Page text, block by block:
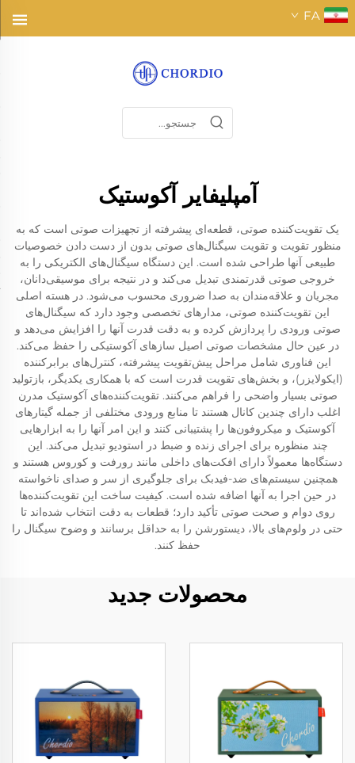
FA
آمپلیفایر آکوستیک
یک تقویت‌کننده صوتی، قطعه‌ای پیشرفته از تجهیزات صوتی است که به
منظور تقویت و تقویت سیگنال‌های صوتی بدون از دست دادن خصوصیات
طبیعی آنها طراحی شده است. این دستگاه سیگنال‌های الکتریکی را به
خروجی صوتی قدرتمندی تبدیل می‌کند و در نتیجه برای موسیقی‌دانان،
مجریان و علاقه‌مندان به صدا ضروری محسوب می‌شود. در هسته اصلی
این تقویت‌کننده صوتی، مدارهای تخصصی وجود دارد که سیگنال‌های
صوتی ورودی را پردازش کرده و به دقت قدرت آنها را افزایش می‌دهد و
در عین حال مشخصات صوتی اصیل سازهای آکوستیکی را حفظ می‌کند.
این فناوری شامل مراحل پیش‌تقویت پیشرفته، کنترل‌های برابرکننده
(ایکولایزر)، و بخش‌های تقویت قدرت است که با همکاری یکدیگر، بازتولید
صوتی بسیار واضحی را فراهم می‌کنند. تقویت‌کننده‌های آکوستیک مدرن
اغلب دارای چندین کانال هستند تا منابع ورودی مختلفی از جمله گیتارهای
آکوستیک و میکروفون‌ها را پشتیبانی کنند و این امر آنها را به ابزارهایی
چند منظوره برای اجرای زنده و ضبط در استودیو تبدیل می‌کند. این
دستگاه‌ها معمولاً دارای افکت‌های داخلی مانند رورفت و کوروس هستند و
همچنین سیستم‌های ضد-فیدبک برای جلوگیری از سر و صدای ناخواسته
در حین اجرا به آنها اضافه شده است. کیفیت ساخت این تقویت‌کننده‌ها
روی دوام و صحت صوتی تأکید دارد؛ قطعات به دقت انتخاب شده‌اند تا
حتی در ولوم‌های بالا، دیستورشن را به حداقل برسانند و وضوح سیگنال را
حفظ کنند.
محصولات جدید